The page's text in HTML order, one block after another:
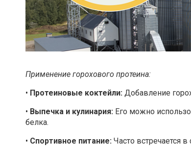
Применение горохового протеина:
• Протеиновые коктейли: Добавление
• Выпечка и кулинария: Его можно
белка.
• Спортивное питание: Часто встречается